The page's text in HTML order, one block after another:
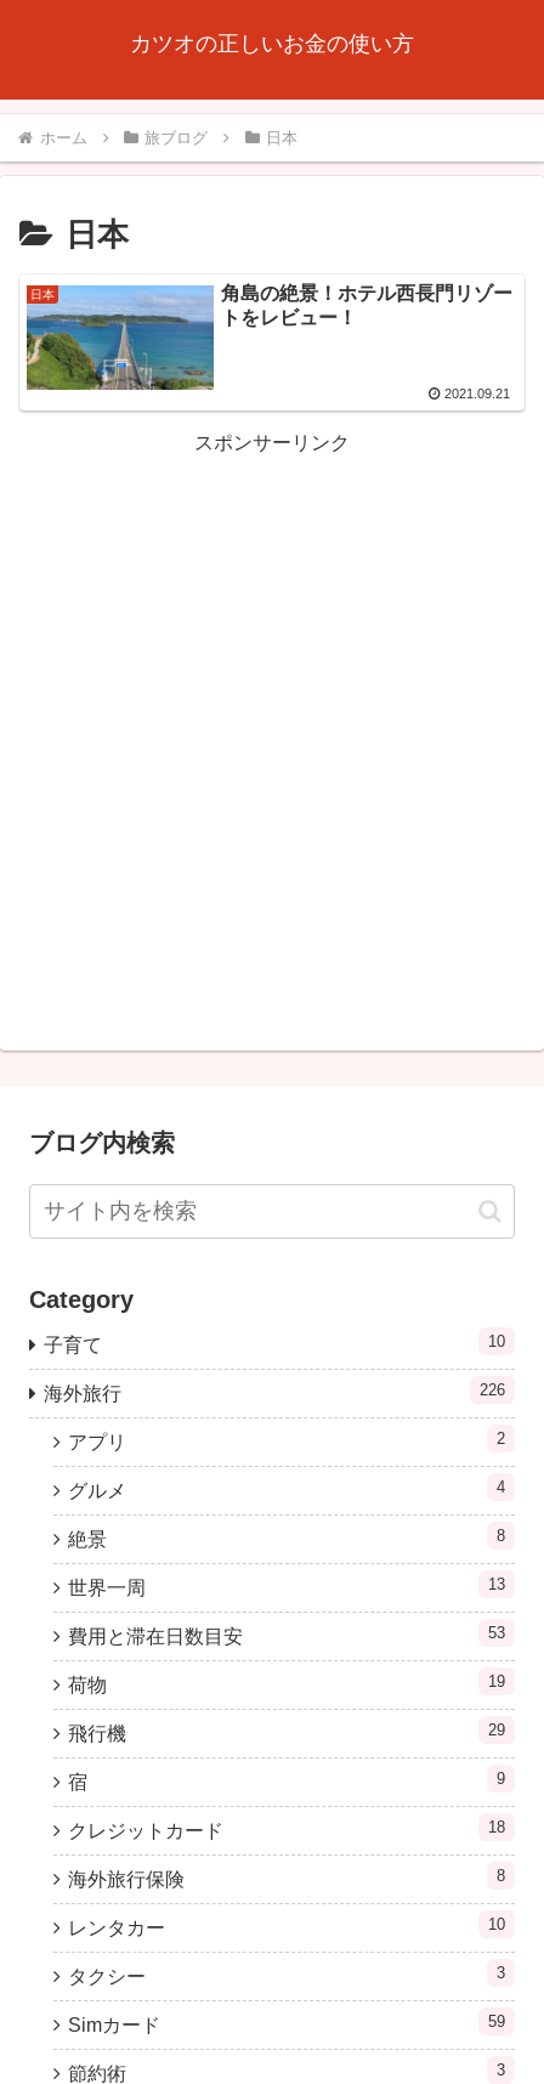
カツオの正しいお金の使い方
ホーム 旅ブログ 日本
日本
日本
角島の絶景！ホテル西長門リゾー
トをレビュー！
2021.09.21
スポンサーリンク
ブログ内検索
Category
子育て 10
海外旅行 226
アプリ 2
グルメ 4
絶景 8
世界一周 13
費用と滞在日数目安 53
荷物 19
飛行機 29
宿 9
クレジットカード 18
海外旅行保険 8
レンタカー 10
タクシー 3
Simカード 59
節約術 3